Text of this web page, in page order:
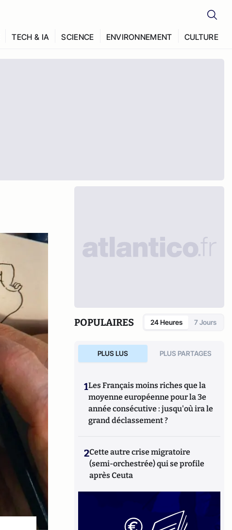
TECH & IA SCIENCE ENVIRONNEMENT CULTURE
POPULAIRES 24 Heures 7 Jours
PLUS LUS PLUS PARTAGES
1Les Français moins riches que la
moyenne européenne pour la 3e
année consécutive : jusqu'où ira le
grand déclassement ?
2Cette autre crise migratoire
(semi-orchestrée) qui se profile
après Ceuta